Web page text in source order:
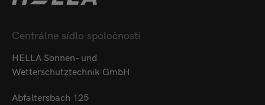
Centrálne sídlo spoločnosti
HELLA Sonnen- und
Wetterschutztechnik GmbH
Abfaltersbach 125